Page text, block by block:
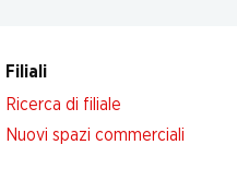
Filiali
Ricerca di filiale
Nuovi spazi commerciali